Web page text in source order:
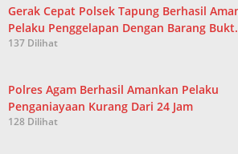
Gerak Cepat Polsek Tapung Berhasil
Pelaku Penggelapan Dengan Barang
137 Dilihat
Polres Agam Berhasil Amankan Pelaku
Penganiayaan Kurang Dari 24 Jam
128 Dilihat